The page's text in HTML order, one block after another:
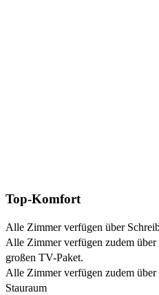
Top-Komfort
Alle Zimmer verfügen über
Alle Zimmer verfügen zudem über
großen TV-Paket.
Alle Zimmer verfügen zudem
Stauraum